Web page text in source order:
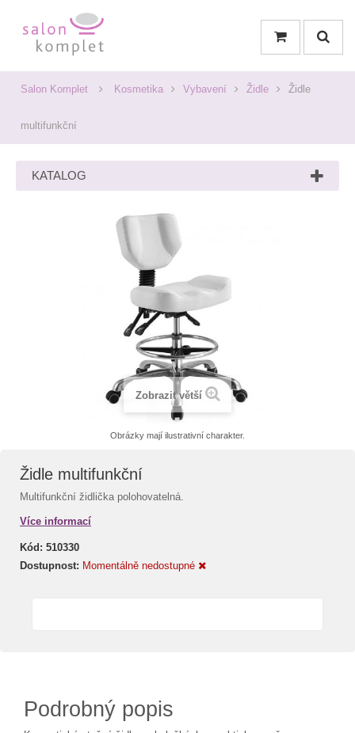
Salon Komplet Kosmetika Vybavení Židle Židle
multifunkční
KATALOG
Zobrazit větší
Obrázky mají ilustrativní charakter.
Židle multifunkční
Multifunkční židlička polohovatelná.
Více informací
Kód: 510330
Dostupnost: Momentálně nedostupné
Podrobný popis